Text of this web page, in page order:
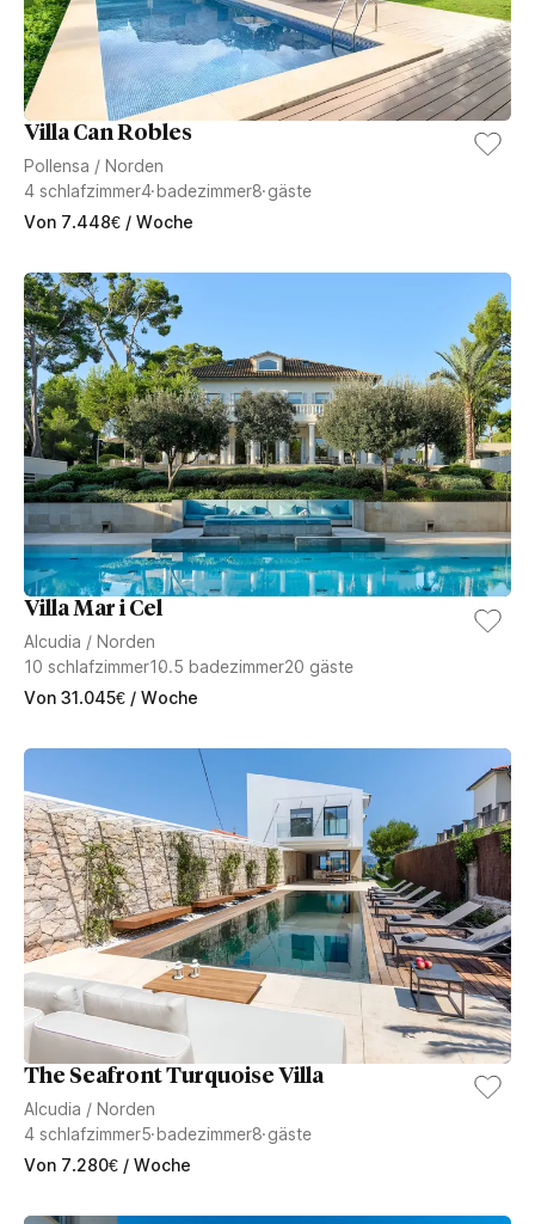
Villa Can Robles
Pollensa / Norden
4 schlafzimmer4badezimmer8gäste
Von 7.448€ / Woche
Villa Mar i Cel
Alcudia / Norden
10 schlafzimmer10.5 badezimmer20 gäste
Von 31.045€ / Woche
The Seafront Turquoise Villa
Alcudia / Norden
4 schlafzimmer5badezimmer8gäste
Von 7.280€ / Woche